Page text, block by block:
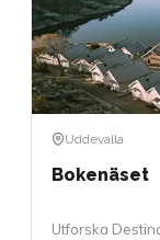
Uddevalla
Bokenäset
Utforska